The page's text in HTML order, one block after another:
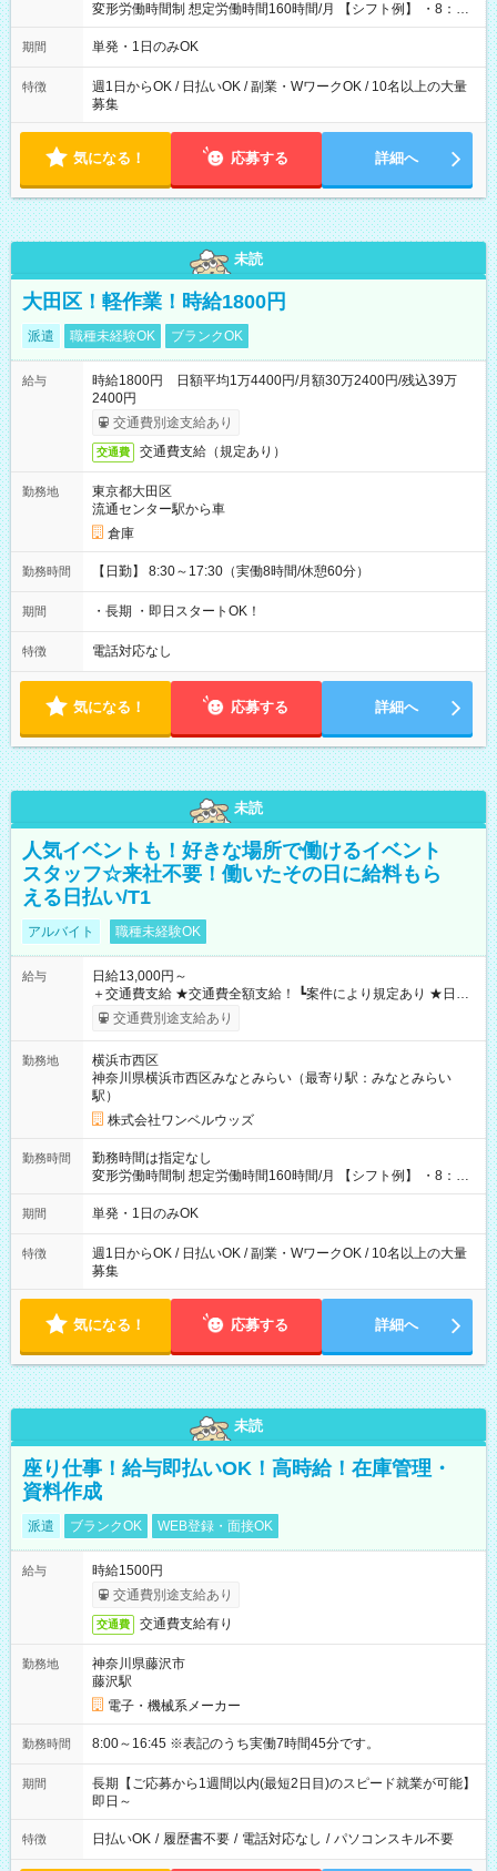
変形労働時間制 想定労働時間160時間/月 【シフト例】 ・8：00
～21：00
期間 単発・1日のみOK
特徴
週1日からOK / 日払いOK / 副業・WワークOK / 10名以上の大量
募集
気になる！ 応募する 詳細へ
未読
大田区！軽作業！時給1800円
派遣 職種未経験OK ブランクOK
給与
時給1800円 日額平均1万4400円/月額30万2400円/残込39万
2400円
交通費別途支給あり
交通費 交通費支給（規定あり）
勤務地
東京都大田区
流通センター駅から車
倉庫
勤務時間 【日勤】 8:30～17:30（実働8時間/休憩60分）
期間 ・長期 ・即日スタートOK！
特徴 電話対応なし
気になる！ 応募する 詳細へ
未読
人気イベントも！好きな場所で働けるイベント
スタッフ☆来社不要！働いたその日に給料もら
える日払い/T1
アルバイト 職種未経験OK
給与
日給13,000円～
＋交通費支給 ★交通費全額支給！ ┗案件により規定あり ★日払
いOK！（規定あり） ┗働いたその日に現金GET♪ お仕事後はコ
ンビニATMから 日払い分を引き落とせます！ 【試用期間】試
交通費別途支給あり
勤務地
横浜市西区
神奈川県横浜市西区みなとみらい（最寄り駅：みなとみらい
駅）
株式会社ワンベルウッズ
勤務時間
勤務時間は指定なし
変形労働時間制 想定労働時間160時間/月 【シフト例】 ・8：00
～21：00
期間 単発・1日のみOK
特徴
週1日からOK / 日払いOK / 副業・WワークOK / 10名以上の大量
募集
気になる！ 応募する 詳細へ
未読
座り仕事！給与即払いOK！高時給！在庫管理・
資料作成
派遣 ブランクOK WEB登録・面接OK
給与
時給1500円
交通費別途支給あり
交通費 交通費支給有り
勤務地
神奈川県藤沢市
藤沢駅
電子・機械系メーカー
勤務時間 8:00～16:45 ※表記のうち実働7時間45分です。
期間
長期【ご応募から1週間以内(最短2日目)のスピード就業が可能】
即日～
特徴 日払いOK / 履歴書不要 / 電話対応なし / パソコンスキル不要